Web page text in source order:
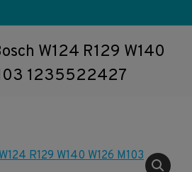
W124 R129 W140
1235522427